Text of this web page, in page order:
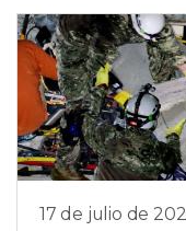
17 de julio de